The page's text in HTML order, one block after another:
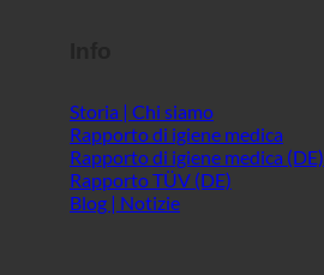
Storia | Chi siamo
Rapporto di igiene medica
Rapporto di igiene medica (DE)
Rapporto TÜV (DE)
Blog | Notizie